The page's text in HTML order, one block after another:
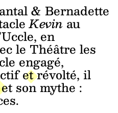
& Bernadette
Kevin au
en
le Théâtre les
engagé,
et révolté, il
son mythe :